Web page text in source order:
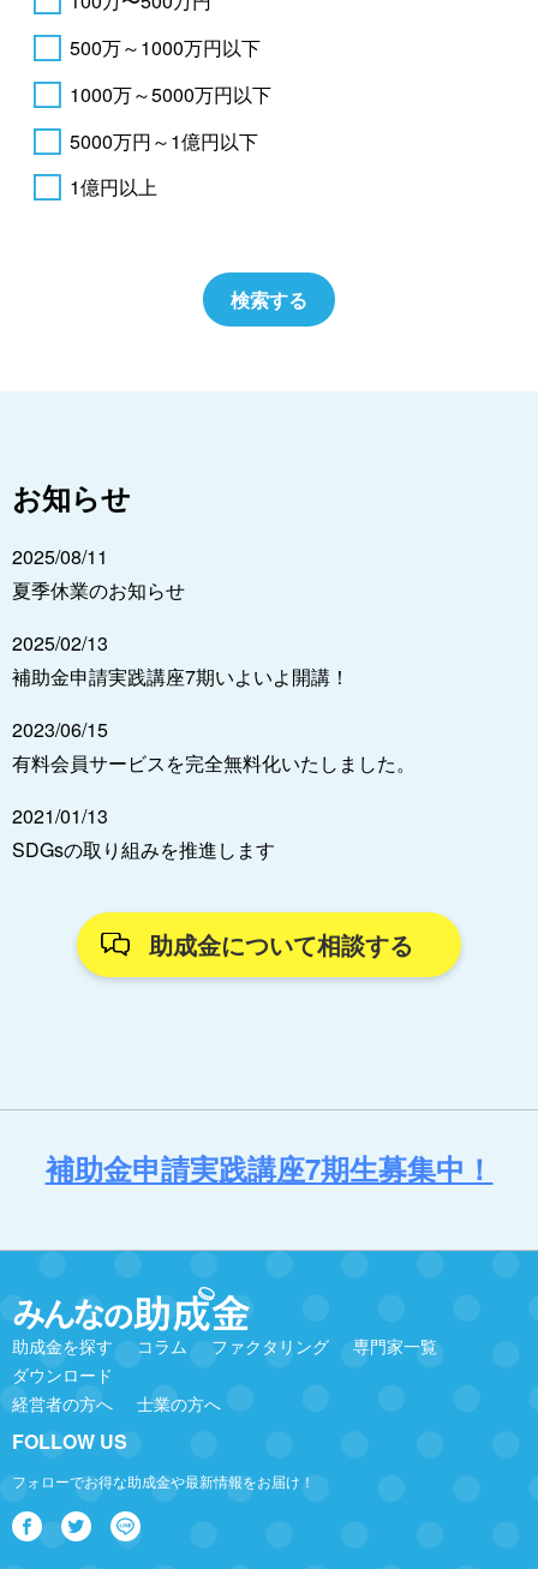
500万～1000万円以下
1000万～5000万円以下
5000万円～1億円以下
1億円以上
お知らせ
2025/08/11
夏季休業のお知らせ
2025/02/13
補助金申請実践講座7期いよいよ開講！
2023/06/15
有料会員サービスを完全無料化いたしました。
2021/01/13
SDGsの取り組みを推進します
助成金について相談する
補助金申請実践講座7期生募集中！
助成金を探す コラム ファクタリング
専門家一覧
ダウンロード
経営者の方へ
士業の方へ
FOLLOW US
フォローでお得な助成金や最新情報をお届け！